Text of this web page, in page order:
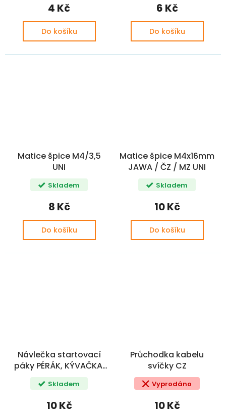
4 Kč
Do košíku
6 Kč
Do košíku
Matice špice M4/3,5
UNI
Skladem
8 Kč
Do košíku
Matice špice M4x16mm
JAWA / ČZ / MZ UNI
Skladem
10 Kč
Do košíku
Návlečka startovací
páky PÉRÁK, KÝVAČKA,
PIONÝR CZ+
Skladem
10 Kč
Průchodka kabelu
svíčky CZ
Vyprodáno
10 Kč